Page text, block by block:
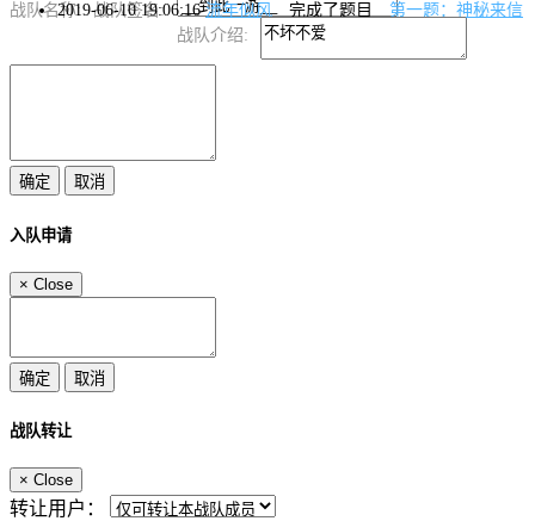
2019-06-10 19:06:16 流年似风 完成了题目 第一题：神秘来信
战队名称:
战队签名:
战队介绍:
入队申请
× Close
战队转让
× Close
转让用户：